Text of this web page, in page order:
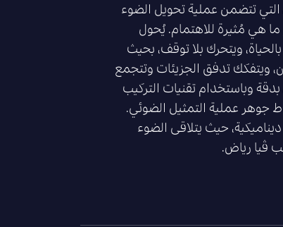
التي تتضمن عملية تحويل الضوء
ما هي مُثيرة للاهتمام. يُحول
ويتحرك بلا توقف، بحيث
ويتفكك تدفق الجزيئات وتتجمع
وباستخدام تقنيات التركيب
جوهر عملية التمثيل الضوئي.
حيث يتلاقى الضوء
ڤيا رياض.